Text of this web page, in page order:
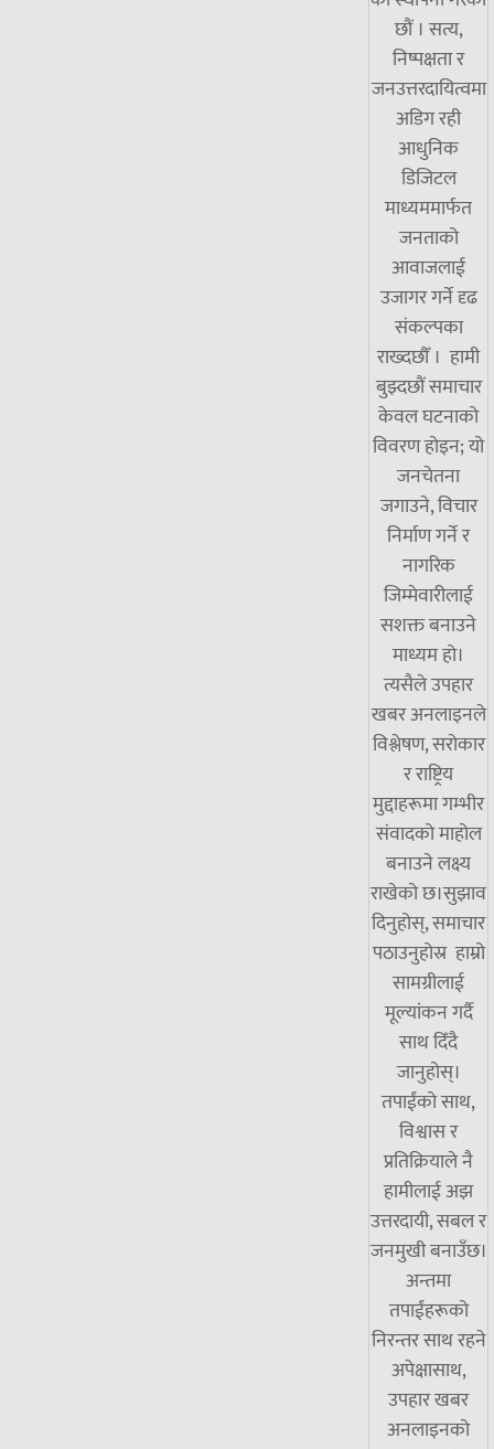
छौं । सत्य,
निष्पक्षता र
जनउत्तरदायित्वमा
अडिग रही
आधुनिक
डिजिटल
माध्यममार्फत
जनताको
आवाजलाई
उजागर गर्ने दृढ
संकल्पका
राख्दछौँ । हामी
बुझ्दछौं समाचार
केवल घटनाको
विवरण होइन; यो
जनचेतना
जगाउने, विचार
निर्माण गर्ने र
नागरिक
जिम्मेवारीलाई
सशक्त बनाउने
माध्यम हो।
त्यसैले उपहार
खबर अनलाइनले
विश्लेषण, सरोकार
र राष्ट्रिय
मुद्दाहरूमा गम्भीर
संवादको माहोल
बनाउने लक्ष्य
राखेको छ।सुझाव
दिनुहोस्, समाचार
पठाउनुहोस्र हाम्रो
सामग्रीलाई
मूल्यांकन गर्दै
साथ दिँदै
जानुहोस्।
तपाईंको साथ,
विश्वास र
प्रतिक्रियाले नै
हामीलाई अझ
उत्तरदायी, सबल र
जनमुखी बनाउँछ।
अन्तमा
तपाईंहरूको
निरन्तर साथ रहने
अपेक्षासाथ,
उपहार खबर
अनलाइनको